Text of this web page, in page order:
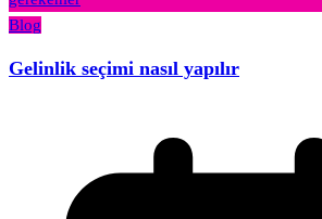
Blog
Gelinlik seçimi nasıl yapılır